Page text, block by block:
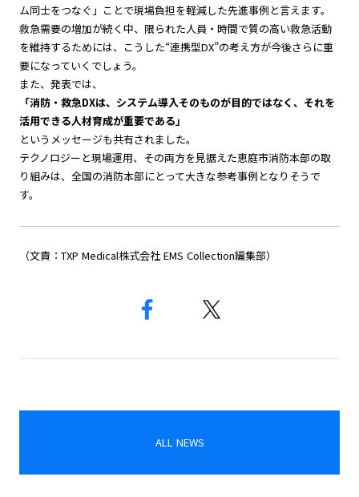
ム同士をつなぐ」ことで現場負担を軽減した先進事例と言えます。
救急需要の増加が続く中、限られた人員・時間で質の高い救急活動
を維持するためには、こうした“連携型DX”の考え方が今後さらに重
要になっていくでしょう。
また、発表では、
「消防・救急DXは、システム導入そのものが目的ではなく、それを
活用できる人材育成が重要である」
というメッセージも共有されました。
テクノロジーと現場運用、その両方を見据えた恵庭市消防本部の取
り組みは、全国の消防本部にとって大きな参考事例となりそうで
す。
（文責：TXP Medical株式会社 EMS Collection編集部）
ALL NEWS